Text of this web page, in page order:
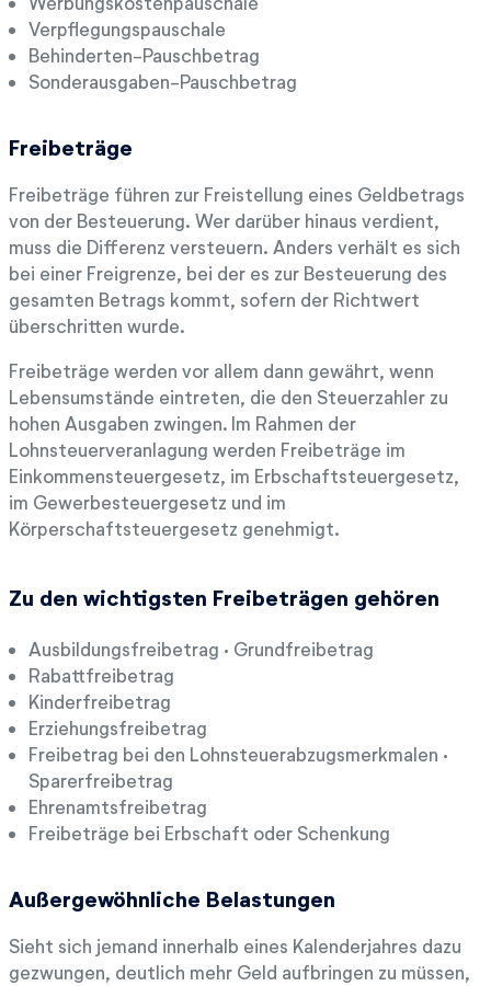
Verpflegungspauschale
Behinderten-Pauschbetrag
Sonderausgaben-Pauschbetrag
Freibeträge
Freibeträge führen zur Freistellung eines Geldbetrags
von der Besteuerung. Wer darüber hinaus verdient,
muss die Differenz versteuern. Anders verhält es sich
bei einer Freigrenze, bei der es zur Besteuerung des
gesamten Betrags kommt, sofern der Richtwert
überschritten wurde.
Freibeträge werden vor allem dann gewährt, wenn
Lebensumstände eintreten, die den Steuerzahler zu
hohen Ausgaben zwingen. Im Rahmen der
Lohnsteuerveranlagung werden Freibeträge im
Einkommensteuergesetz, im Erbschaftsteuergesetz,
im Gewerbesteuergesetz und im
Körperschaftsteuergesetz genehmigt.
Zu den wichtigsten Freibeträgen gehören
Ausbildungsfreibetrag · Grundfreibetrag
Rabattfreibetrag
Kinderfreibetrag
Erziehungsfreibetrag
Freibetrag bei den Lohnsteuerabzugsmerkmalen ·
Sparerfreibetrag
Ehrenamtsfreibetrag
Freibeträge bei Erbschaft oder Schenkung
Außergewöhnliche Belastungen
Sieht sich jemand innerhalb eines Kalenderjahres dazu
gezwungen, deutlich mehr Geld aufbringen zu müssen,